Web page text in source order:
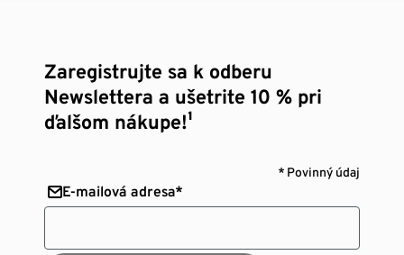
Zaregistrujte sa k odberu
Newslettera a ušetrite 10 % pri
ďalšom nákupe!¹
* Povinný údaj
E-mailová adresa*